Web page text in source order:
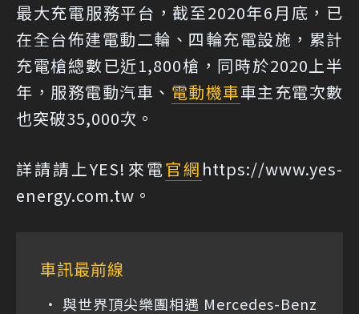
最大充電服務平台，截至2020年6月底，已
在全台佈建電動二輪、四輪充電設施，累計
充電槍總數已近1,800槍，同時於2020上半
年，服務電動汽車、 電動機車車主充電次數
也突破35,000次。
詳請請上YES!來電官網 https://www.yes-
energy.com.tw。
車訊最前線
與世界頂尖樂團相遇 Mercedes-Benz